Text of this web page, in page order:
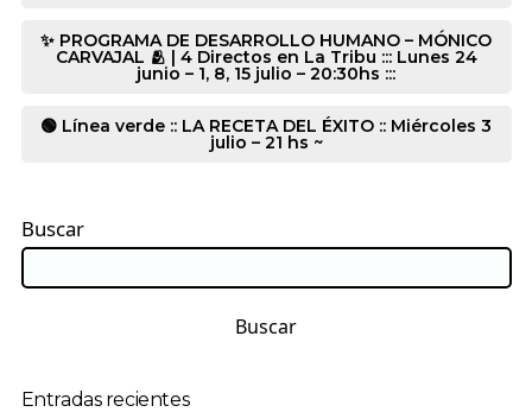
✨ PROGRAMA DE DESARROLLO HUMANO – MÓNICO
CARVAJAL 🫂 | 4 Directos en La Tribu ::: Lunes 24
junio – 1, 8, 15 julio – 20:30hs :::
🟢 Línea verde :: LA RECETA DEL ÉXITO :: Miércoles 3
julio – 21 hs ~
Buscar
Buscar
Entradas recientes